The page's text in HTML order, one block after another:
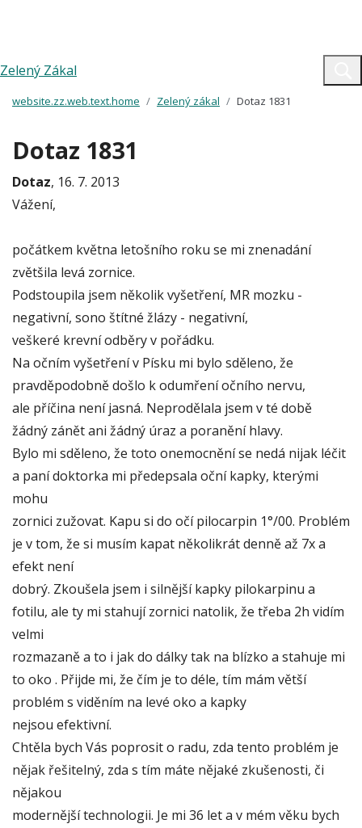
Zelený Zákal
website.zz.web.text.home Zelený zákal Dotaz 1831
Dotaz 1831
Dotaz, 16. 7. 2013
Vážení,
počátkem května letošního roku se mi znenadání
zvětšila levá zornice.
Podstoupila jsem několik vyšetření, MR mozku -
negativní, sono štítné žlázy - negativní,
veškeré krevní odběry v pořádku.
Na očním vyšetření v Písku mi bylo sděleno, že
pravděpodobně došlo k odumření očního nervu,
ale příčina není jasná. Neprodělala jsem v té době
žádný zánět ani žádný úraz a poranění hlavy.
Bylo mi sděleno, že toto onemocnění se nedá nijak léčit
a paní doktorka mi předepsala oční kapky, kterými
mohu
zornici zužovat. Kapu si do očí pilocarpin 1°/00. Problém
je v tom, že si musím kapat několikrát denně až 7x a
efekt není
dobrý. Zkoušela jsem i silnější kapky pilokarpinu a
fotilu, ale ty mi stahují zornici natolik, že třeba 2h vidím
velmi
rozmazaně a to i jak do dálky tak na blízko a stahuje mi
to oko . Přijde mi, že čím je to déle, tím mám větší
problém s viděním na levé oko a kapky
nejsou efektivní.
Chtěla bych Vás poprosit o radu, zda tento problém je
nějak řešitelný, zda s tím máte nějaké zkušenosti, či
nějakou
modernější technologii. Je mi 36 let a v mém věku bych